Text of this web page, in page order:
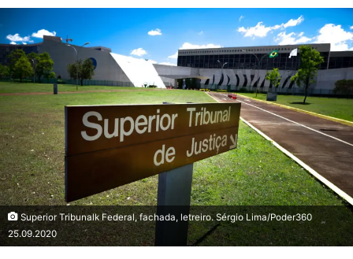
Superior Tribunalk Federal, fachada, letreiro. Sérgio Lima/Poder360
25.09.2020